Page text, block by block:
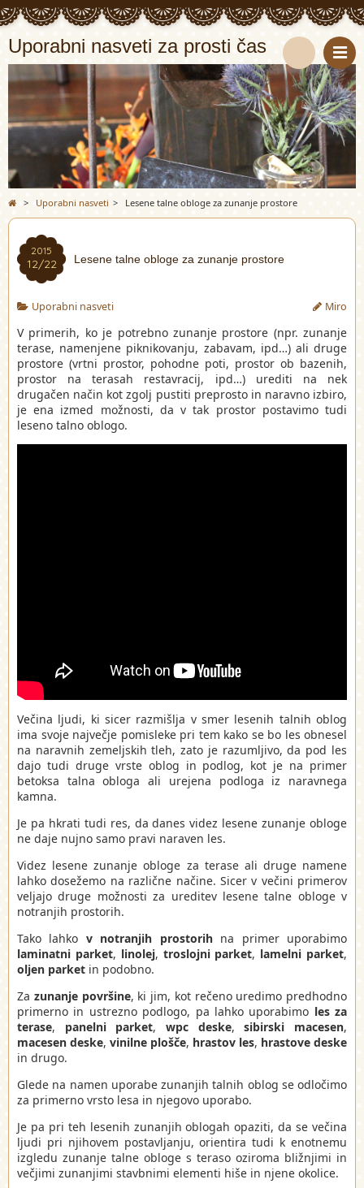
Uporabni nasveti za prosti čas
S
e
a
r
c
> Uporabni nasveti > Lesene talne obloge za zunanje prostore
2015
12/22 Lesene talne obloge za zunanje prostore
Uporabni nasveti Miro
V primerih, ko je potrebno zunanje prostore (npr. zunanje
terase, namenjene piknikovanju, zabavam, ipd…) ali druge
prostore (vrtni prostor, pohodne poti, prostor ob bazenih,
prostor na terasah restavracij, ipd…) urediti na nek
drugačen način kot zgolj pustiti preprosto in naravno izbiro,
je ena izmed možnosti, da v tak prostor postavimo tudi
leseno talno oblogo.
Večina ljudi, ki sicer razmišlja v smer lesenih talnih oblog
ima svoje največje pomisleke pri tem kako se bo les obnesel
na naravnih zemeljskih tleh, zato je razumljivo, da pod les
dajo tudi druge vrste oblog in podlog, kot je na primer
betoksa talna obloga ali urejena podloga iz naravnega
kamna.
Je pa hkrati tudi res, da danes videz lesene zunanje obloge
ne daje nujno samo pravi naraven les.
Videz lesene zunanje obloge za terase ali druge namene
lahko dosežemo na različne načine. Sicer v večini primerov
veljajo druge možnosti za ureditev lesene talne obloge v
notranjih prostorih.
Tako lahko v notranjih prostorihna primer uporabimo
laminatni parket, linolej, troslojni parket, lamelni parket,
oljen parket in podobno.
Za zunanje površine, ki jim, kot rečeno uredimo predhodno
primerno in ustrezno podlogo, pa lahko uporabimo les za
terase, panelni parket,wpc deske,sibirski macesen,
macesen deske, vinilne plošče, hrastov les, hrastove deske
in drugo.
Glede na namen uporabe zunanjih talnih oblog se odločimo
za primerno vrsto lesa in njegovo uporabo.
Je pa pri teh lesenih zunanjih oblogah opaziti, da se večina
ljudi pri njihovem postavljanju, orientira tudi k enotnemu
izgledu zunanje talne obloge s teraso oziroma bližnjimi in
večjimi zunanjimi stavbnimi elementi hiše in njene okolice.